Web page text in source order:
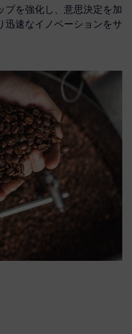
プを強化し、意思決定を加
迅速なイノベーションをサ